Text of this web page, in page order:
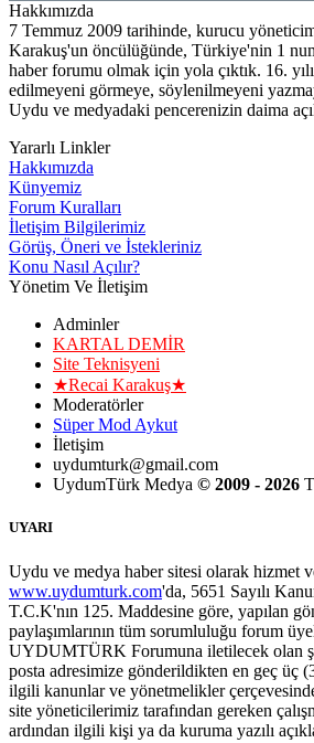
Hakkımızda
7 Temmuz 2009 tarihinde, kurucu
Karakuş'un öncülüğünde, Türkiye'nin 1
haber forumu olmak için yola çıktık. 16.
edilmeyeni görmeye, söylenilmeyeni
Uydu ve medyadaki pencerenizin daima
Yararlı Linkler
Hakkımızda
Künyemiz
Forum Kuralları
İletişim Bilgilerimiz
Görüş, Öneri ve İstekleriniz
Konu Nasıl Açılır?
Yönetim Ve İletişim
Adminler
KARTAL DEMİR
Site Teknisyeni
★Recai Karakuş★
Moderatörler
Süper Mod Aykut
İletişim
uydumturk@gmail.com
UydumTürk Medya © 2009 - 2026
UYARI
Uydu ve medya haber sitesi olarak hizmet
www.uydumturk.com'da, 5651 Sayılı
T.C.K'nın 125. Maddesine göre, yapılan
paylaşımlarının tüm sorumluluğu forum
UYDUMTÜRK Forumuna iletilecek olan
posta adresimize gönderildikten en geç üç
ilgili kanunlar ve yönetmelikler
site yöneticilerimiz tarafından gereken
ardından ilgili kişi ya da kuruma yazılı